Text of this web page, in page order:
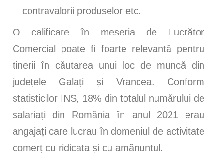
contravalorii produselor etc.
O calificare în meseria de Lucrător
Comercial poate fi foarte relevantă pentru
tinerii în căutarea unui loc de muncă din
județele Galați și Vrancea. Conform
statisticilor INS, 18% din totalul numărului de
salariați din România în anul 2021 erau
angajați care lucrau în domeniul de activitate
comerț cu ridicata și cu amănuntul.